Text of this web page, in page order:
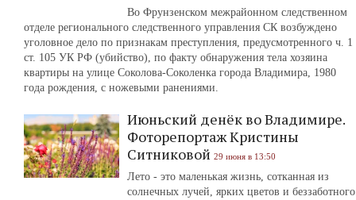
Во Фрунзенском межрайонном следственном
отделе регионального следственного управления СК возбуждено
уголовное дело по признакам преступления, предусмотренного ч. 1
ст. 105 УК РФ (убийство), по факту обнаружения тела хозяина
квартиры на улице Соколова-Соколенка города Владимира, 1980
года рождения, с ножевыми ранениями.
Июньский денёк во Владимире.
Фоторепортаж Кристины
Ситниковой 29 июня в 13:50
Лето - это маленькая жизнь, сотканная из
солнечных лучей, ярких цветов и беззаботного